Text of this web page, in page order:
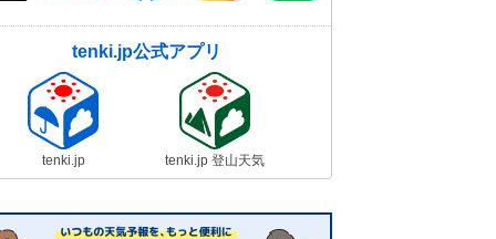
tenki.jp公式アプリ
tenki.jp tenki.jp 登山天気